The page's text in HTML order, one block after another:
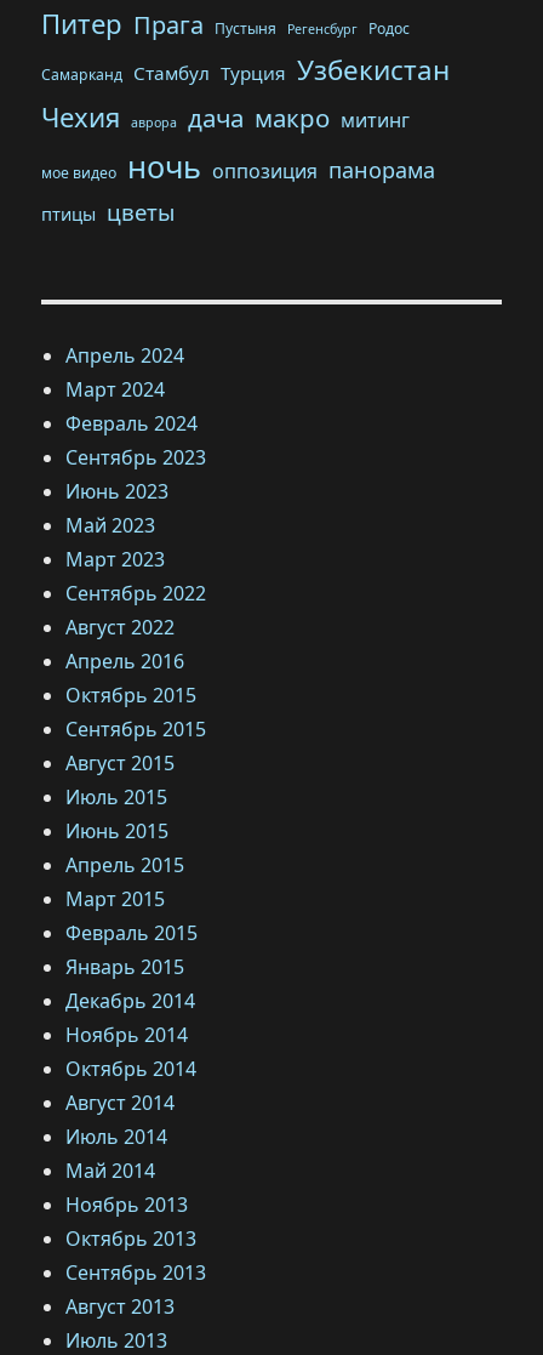
Питер Прага Пустыня Регенсбург Родос
Самарканд Стамбул Турция Узбекистан
Чехия аврора дача макро митинг
мое видео ночь оппозиция панорама
птицы цветы
Апрель 2024
Март 2024
Февраль 2024
Сентябрь 2023
Июнь 2023
Май 2023
Март 2023
Сентябрь 2022
Август 2022
Апрель 2016
Октябрь 2015
Сентябрь 2015
Август 2015
Июль 2015
Июнь 2015
Апрель 2015
Март 2015
Февраль 2015
Январь 2015
Декабрь 2014
Ноябрь 2014
Октябрь 2014
Август 2014
Июль 2014
Май 2014
Ноябрь 2013
Октябрь 2013
Сентябрь 2013
Август 2013
Июль 2013